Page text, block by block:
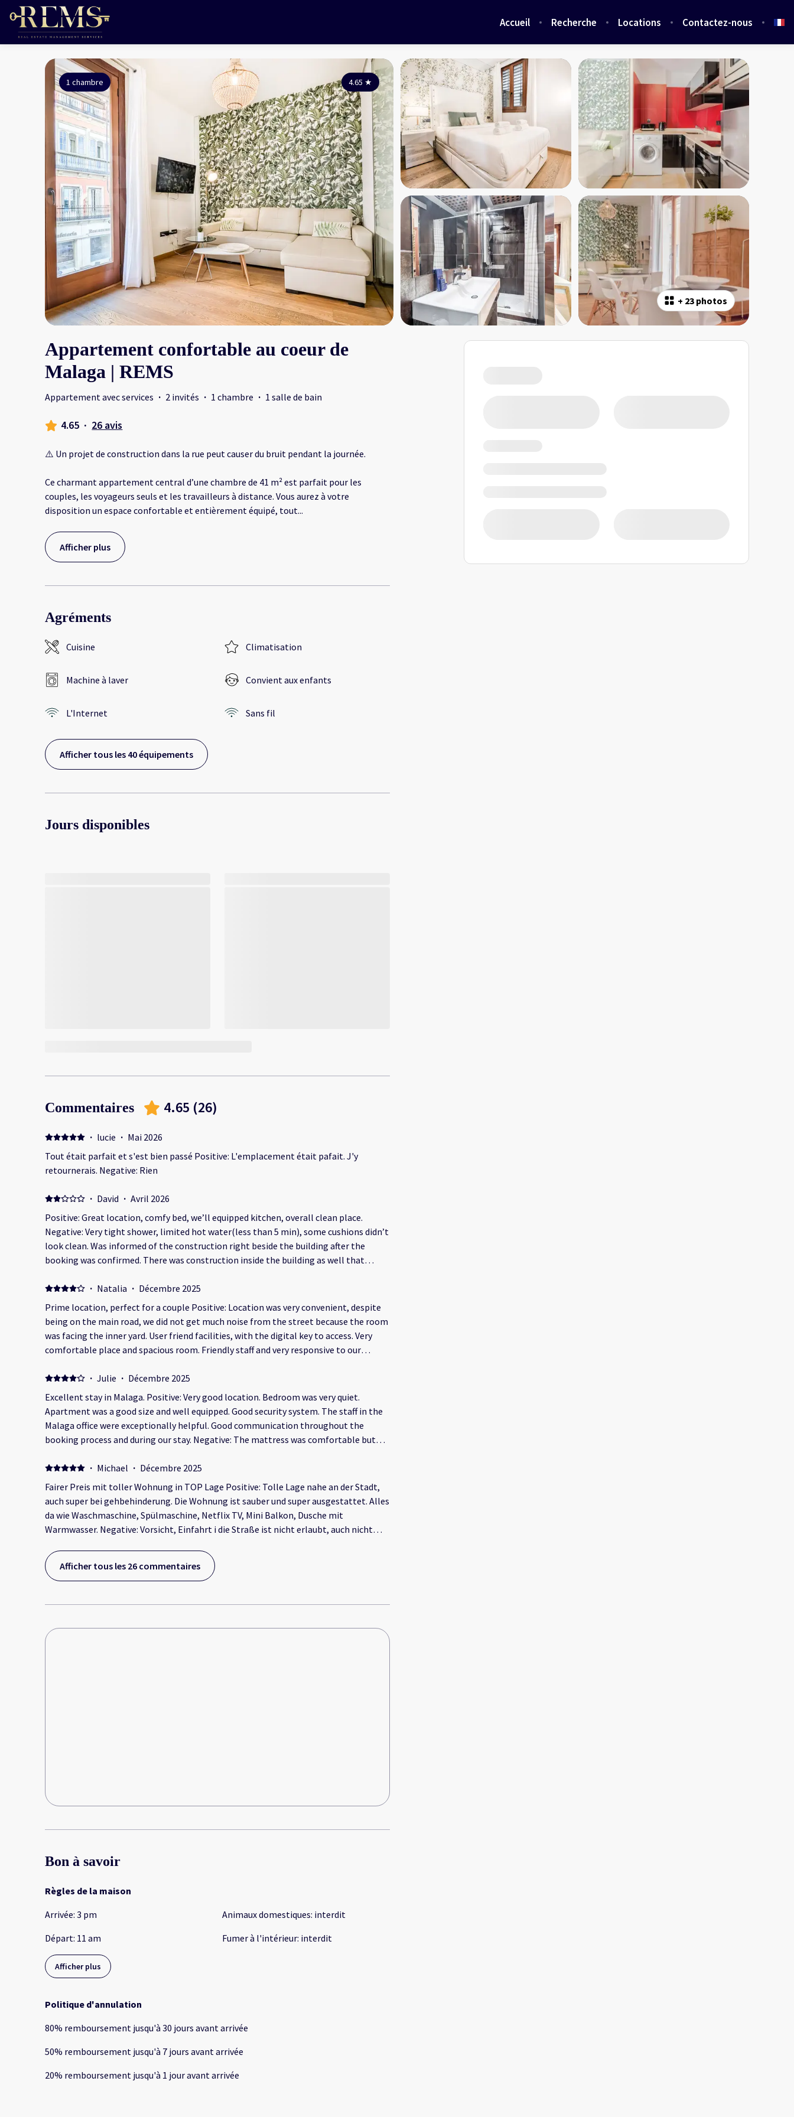
Accueil Recherche Locations Contactez-nous
+ 23 photos
4.65 ★
1 chambre
Appartement confortable au coeur de
Malaga | REMS
Appartement avec services · 2 invités · 1 chambre · 1 salle de bain
4.65 · 26 avis
⚠️ Un projet de construction dans la rue peut causer du bruit pendant la journée.
Ce charmant appartement central d’une chambre de 41 m² est parfait pour les
couples, les voyageurs seuls et les travailleurs à distance. Vous aurez à votre
disposition un espace confortable et entièrement équipé, tout...
Afficher plus
Agréments
Cuisine Climatisation
Machine à laver Convient aux enfants
L'Internet Sans fil
Afficher tous les 40 équipements
Jours disponibles
Commentaires 4.65 (26)
· lucie · Mai 2026
Tout était parfait et s'est bien passé Positive: L'emplacement était pafait. J'y
retournerais. Negative: Rien
· David · Avril 2026
Positive: Great location, comfy bed, we’ll equipped kitchen, overall clean place.
Negative: Very tight shower, limited hot water(less than 5 min), some cushions didn’t
look clean. Was informed of the construction right beside the building after the
booking was confirmed. There was construction inside the building as well that
· Natalia · Décembre 2025
Prime location, perfect for a couple Positive: Location was very convenient, despite
being on the main road, we did not get much noise from the street because the room
was facing the inner yard. User friend facilities, with the digital key to access. Very
comfortable place and spacious room. Friendly staff and very responsive to our
· Julie · Décembre 2025
Excellent stay in Malaga. Positive: Very good location. Bedroom was very quiet.
Apartment was a good size and well equipped. Good security system. The staff in the
Malaga office were exceptionally helpful. Good communication throughout the
booking process and during our stay. Negative: The mattress was comfortable but
· Michael · Décembre 2025
Fairer Preis mit toller Wohnung in TOP Lage Positive: Tolle Lage nahe an der Stadt,
auch super bei gehbehinderung. Die Wohnung ist sauber und super ausgestattet. Alles
da wie Waschmaschine, Spülmaschine, Netflix TV, Mini Balkon, Dusche mit
Warmwasser. Negative: Vorsicht, Einfahrt i die Straße ist nicht erlaubt, auch nicht
man auch nur jemanden absetzt. Die Infos dazu waren widersprüchlich.
Afficher tous les 26 commentaires
Bon à savoir
Règles de la maison
Arrivée: 3 pm
Départ: 11 am
Animaux domestiques: interdit
Fumer à l'intérieur: interdit
Afficher plus
Politique d'annulation
80% remboursement jusqu'à 30 jours avantarrivée
50% remboursement jusqu'à 7 jours avantarrivée
20% remboursement jusqu'à 1 jouravantarrivée